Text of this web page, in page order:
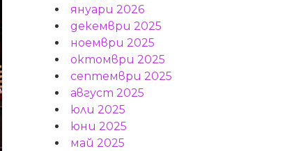
януари 2026
декември 2025
ноември 2025
октомври 2025
септември 2025
август 2025
юли 2025
юни 2025
май 2025